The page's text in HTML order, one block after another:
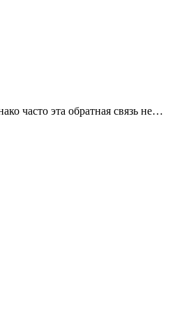
часто эта обратная связь не…